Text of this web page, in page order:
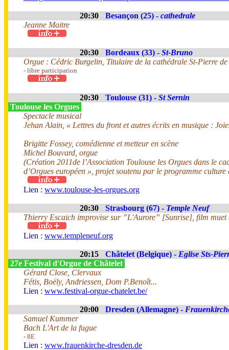
20:30 Besançon (25) - cathedrale
Jeanne Maitre
20:30 Bordeaux (33) - St-Bruno
Orgue : Cédric Burgelin, Titulaire de la cathédrale St-Pierre de
- libre participation
20:30 Toulouse (31) - St Sernin
Toulouse les Orgues
Spectacle musical
Jehan Alain, « Lettres du front et autres écrits en musique :
Brigitte Fossey, comédienne et metteur en scène
Michel Bouvard, orgue
(Création 2011de l’Association Toulouse les Orgues dans le
d’Orgues européen », projet soutenu par le programme
Lien : www.toulouse-les-orgues.org
20:30 Strasbourg (67) - Temple Neuf
Thierry Escaich improvise sur ”L'Aurore” [Sunrise], film
Lien : www.templeneuf.org
20:15 Châtelet (Belgique) - Eglise Sts-
27e Festival d'Orgue de Châtelet
Gérard Close, Clervaux
Fétis, Boëly, Andriessen, Dom P.Benoît...
Lien : www.festival-orgue-chatelet.be/
20:00 Dresden (Allemagne) -
Samuel Kummer
Bach L'Art de la fugue
- 8E
Lien : www.frauenkirche-dresden.de